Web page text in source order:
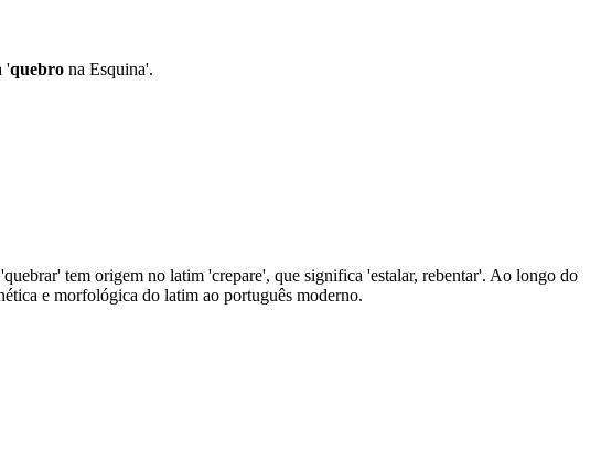
'quebro na Esquina'.
tem origem no latim 'crepare', que significa 'estalar, rebentar'. Ao longo do
e morfológica do latim ao português moderno.